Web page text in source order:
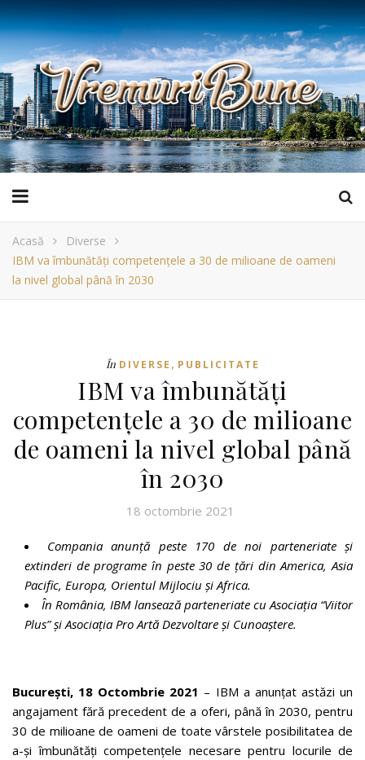
Acasă
Diverse
IBM va îmbunătăți competențele a 30 de milioane de oameni
la nivel global până în 2030
În DIVERSE , PUBLICITATE
IBM va îmbunătăți
competențele a 30 de milioane
de oameni la nivel global până
în 2030
18 octombrie 2021
Compania anunță peste 170 de noi parteneriate și
extinderi de programe în peste 30 de țări din America, Asia
Pacific, Europa, Orientul Mijlociu și Africa.
În România, IBM lansează parteneriate cu Asociația “Viitor
Plus” și Asociația Pro Artă Dezvoltare și Cunoaștere.
București, 18 Octombrie 2021 – IBM a anunțat astăzi un
angajament fără precedent de a oferi, până în 2030, pentru
30 de milioane de oameni de toate vârstele posibilitatea de
a-și îmbunătăți competențele necesare pentru locurile de